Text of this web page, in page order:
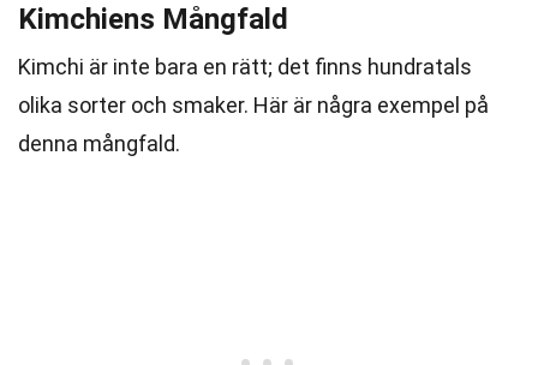
Kimchiens Mångfald
Kimchi är inte bara en rätt; det finns hundratals
olika sorter och smaker. Här är några exempel på
denna mångfald.